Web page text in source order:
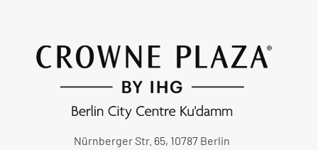
Nürnberger Str. 65, 10787 Berlin